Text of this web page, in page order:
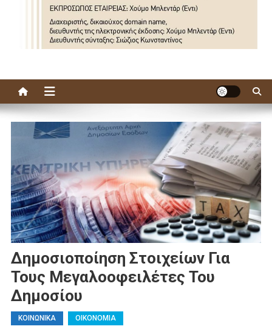
Δημοσιοποίηση Στοιχείων Για
Τους Μεγαλοοφειλέτες Του
Δημοσίου
ΚΟΙΝΩΝΙΚΑ ΟΙΚΟΝΟΜΙΑ